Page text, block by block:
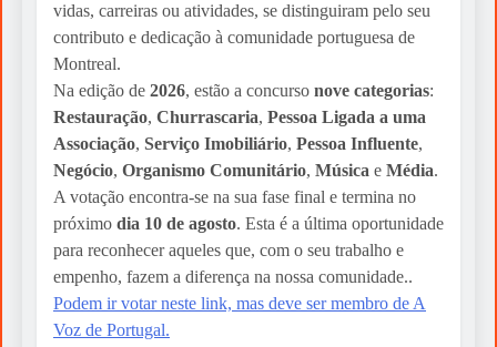
vidas, carreiras ou atividades, se distinguiram pelo seu
contributo e dedicação à comunidade portuguesa de
Montreal.
Na edição de 2026, estão a concurso nove categorias:
Restauração, Churrascaria, Pessoa Ligada a uma
Associação, Serviço Imobiliário, Pessoa Influente,
Negócio, Organismo Comunitário, Música e Média.
A votação encontra-se na sua fase final e termina no
próximo dia 10 de agosto. Esta é a última oportunidade
para reconhecer aqueles que, com o seu trabalho e
empenho, fazem a diferença na nossa comunidade..
Podem ir votar neste link, mas deve ser membro de A
Voz de Portugal.